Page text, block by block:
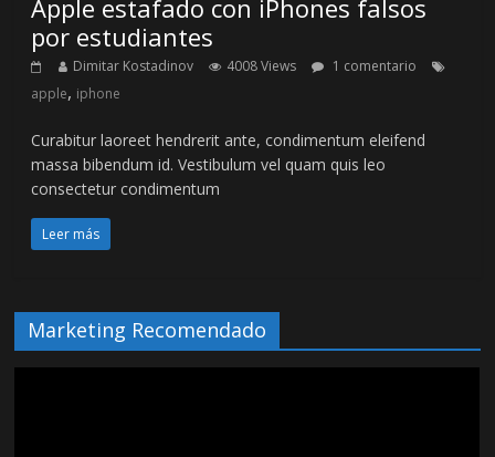
Apple estafado con iPhones falsos
por estudiantes
Dimitar Kostadinov 4008 Views
1 comentario
apple, iphone
Curabitur laoreet hendrerit ante, condimentum eleifend
massa bibendum id. Vestibulum vel quam quis leo
consectetur condimentum
Leer más
Marketing Recomendado